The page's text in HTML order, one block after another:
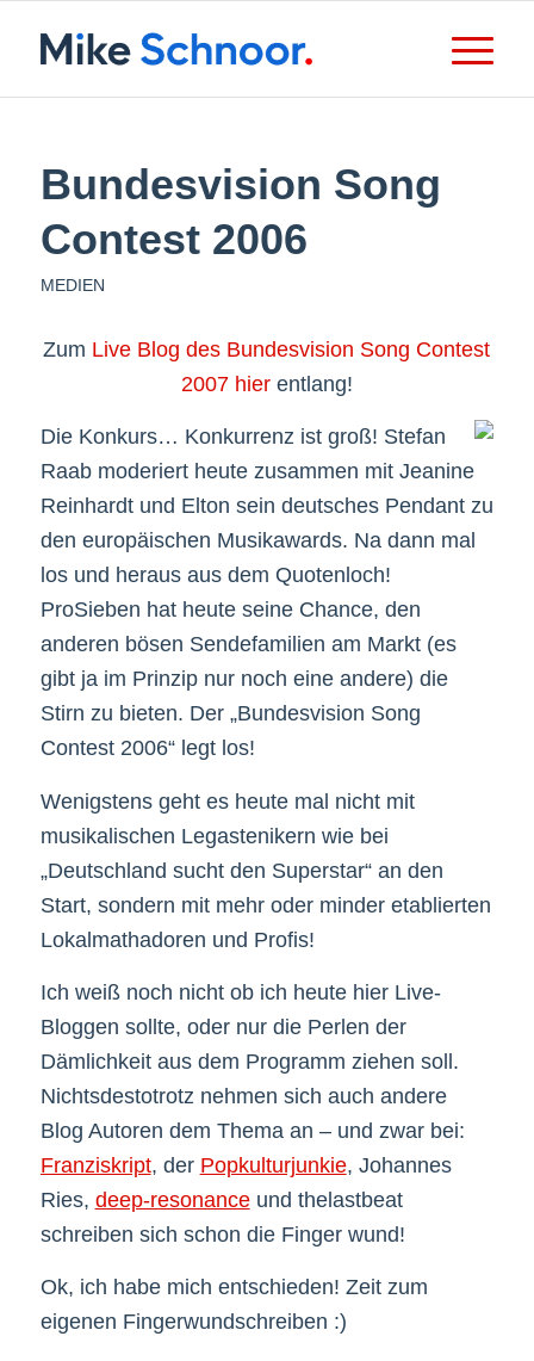
Bundesvision Song
Contest 2006
MEDIEN
Zum Live Blog des Bundesvision Song Contest
2007 hierentlang!
Die Konkurs… Konkurrenz ist groß! Stefan
Raab moderiert heute zusammen mit Jeanine
Reinhardt und Elton sein deutsches Pendant zu
den europäischen Musikawards. Na dann mal
los und heraus aus dem Quotenloch!
ProSieben hat heute seine Chance, den
anderen bösen Sendefamilien am Markt (es
gibt ja im Prinzip nur noch eine andere) die
Stirn zu bieten. Der „Bundesvision Song
Contest 2006“ legt los!
Wenigstens geht es heute mal nicht mit
musikalischen Legastenikern wie bei
„Deutschland sucht den Superstar“ an den
Start, sondern mit mehr oder minder etablierten
Lokalmathadoren und Profis!
Ich weiß noch nicht ob ich heute hier Live-
Bloggen sollte, oder nur die Perlen der
Dämlichkeit aus dem Programm ziehen soll.
Nichtsdestotrotz nehmen sich auch andere
Blog Autoren dem Thema an – und zwar bei:
Franziskript, der Popkulturjunkie, Johannes
Ries, deep-resonanceund thelastbeat
schreiben sich schon die Finger wund!
Ok, ich habe mich entschieden! Zeit zum
eigenen Fingerwundschreiben :)